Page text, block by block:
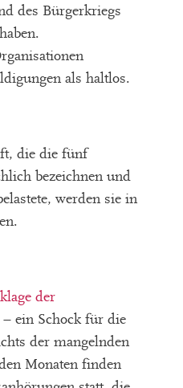
des Bürgerkriegs
als haltlos.
die die fünf
bezeichnen und
werden sie in
der
– ein Schock für die
der mangelnden
Monaten finden